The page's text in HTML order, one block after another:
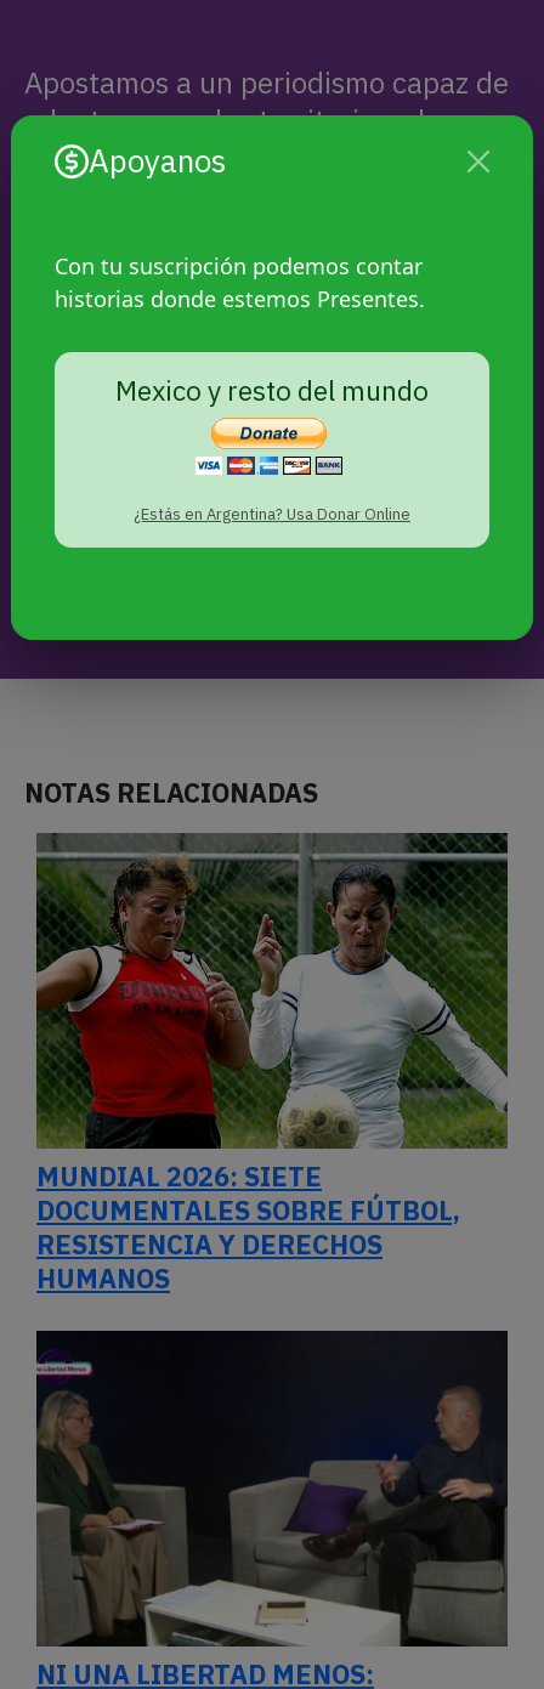
Apoyanos
Con tu suscripción podemos contar
historias donde estemos Presentes.
Mexico y resto del mundo
¿Estás en Argentina? Usa Donar Online
Apostamos a un periodismo capaz de
adentrarse en los territorios y la
investigación exhaustiva, aliado a
protagonistas, sus historias y sus
luchas, estén presentes.
APOYANOS
SEGUINOS
NOTAS RELACIONADAS
MUNDIAL 2026: SIETE
DOCUMENTALES SOBRE FÚTBOL,
RESISTENCIA Y DERECHOS
HUMANOS
NI UNA LIBERTAD MENOS: